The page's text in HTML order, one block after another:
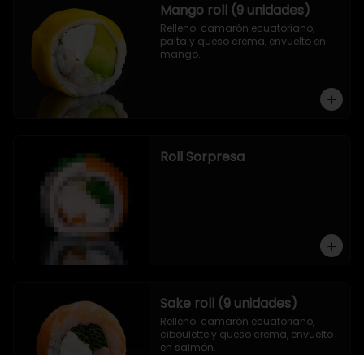
Mango roll (9 unidades)
Relleno: camarón ecuatoriano,
palta y queso crema, envuelto en
mango.
Roll Sorpresa
Sake roll (9 unidades)
Relleno: camarón ecuatoriano,
ciboulette y queso crema, envuelto
en salmón.